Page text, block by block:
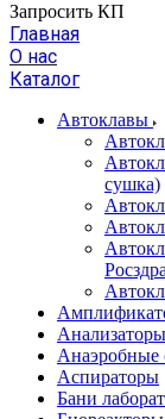
Запросить КП
Главная
О нас
Каталог
Автоклавы
сушка)
Анализаторы
Анаэробные
Аспираторы
Бани